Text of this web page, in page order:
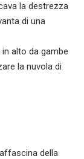
la destrezza
di una
alto da gambe
la nuvola di
della